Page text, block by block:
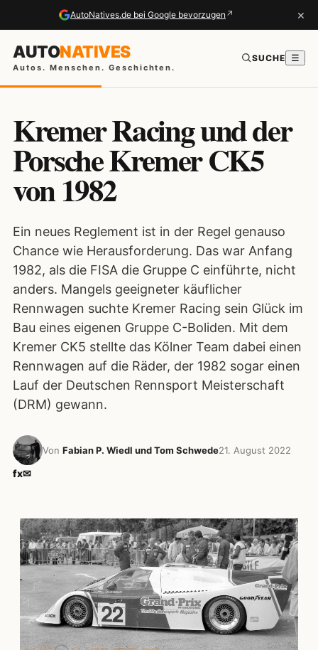
AutoNatives.de bei Google bevorzugen ↗ ×
AUTONATIVES
Autos. Menschen. Geschichten.
SUCHE ☰
Kremer Racing und der
Porsche Kremer CK5
von 1982
Ein neues Reglement ist in der Regel genauso
Chance wie Herausforderung. Das war Anfang
1982, als die FISA die Gruppe C einführte, nicht
anders. Mangels geeigneter käuflicher
Rennwagen suchte Kremer Racing sein Glück im
Bau eines eigenen Gruppe C-Boliden. Mit dem
Kremer CK5 stellte das Kölner Team dabei einen
Rennwagen auf die Räder, der 1982 sogar einen
Lauf der Deutschen Rennsport Meisterschaft
(DRM) gewann.
Von Fabian P. Wiedl und Tom Schwede21. August 2022
fx✉